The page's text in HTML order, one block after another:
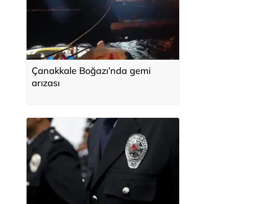
Çanakkale Boğazı’nda gemi
arızası